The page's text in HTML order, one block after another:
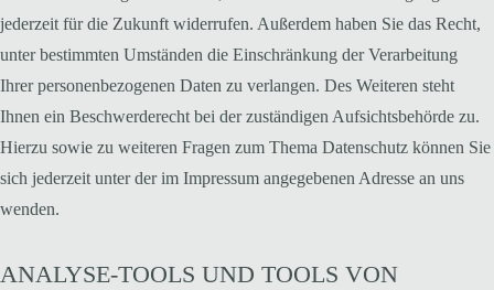
jederzeit für die Zukunft widerrufen. Außerdem haben Sie das Recht,
unter bestimmten Umständen die Einschränkung der Verarbeitung
Ihrer personenbezogenen Daten zu verlangen. Des Weiteren steht
Ihnen ein Beschwerderecht bei der zuständigen Aufsichtsbehörde zu.
Hierzu sowie zu weiteren Fragen zum Thema Datenschutz können Sie
sich jederzeit unter der im Impressum angegebenen Adresse an uns
wenden.
ANALYSE-TOOLS UND TOOLS VON